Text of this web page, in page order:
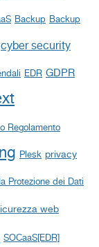
Backup Backup
cyber security
EDR GDPR
Regolamento
Plesk privacy
Protezione dei Dati
web
SOCaaS[EDR]